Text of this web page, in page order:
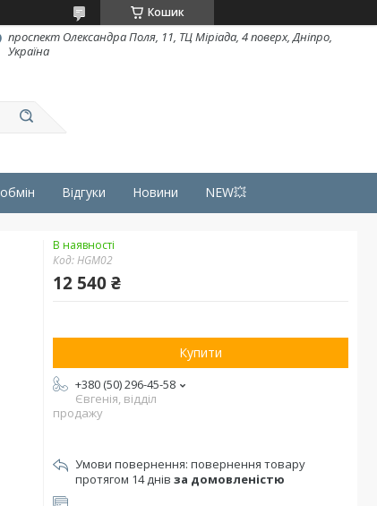
Кошик
проспект Олександра Поля, 11, ТЦ Міріада, 4 поверх, Дніпро,
Україна
Відгуки Новини NEW💥
В наявності
Код:HGM02
12 540 ₴
Купити
+380 (50) 296-45-58
Євгенія, відділ
продажу
повернення товару
протягом 14 днів за домовленістю